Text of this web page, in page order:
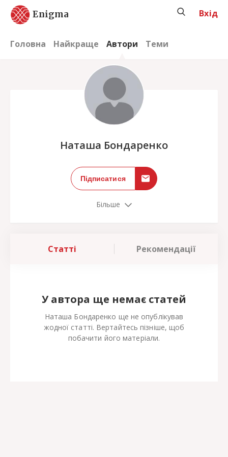
Enigma
Головна Найкраще Автори Теми
Вхід
Наташа Бондаренко
Підписатися
Більше
Статті Рекомендації
У автора ще немає статей
Наташа Бондаренко ще не опублікував
жодної статті. Вертайтесь пізніше, щоб
побачити його матеріали.